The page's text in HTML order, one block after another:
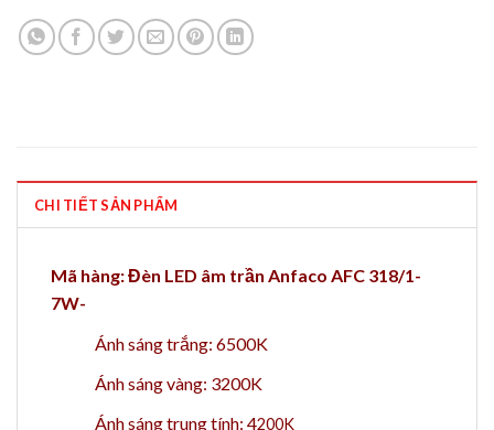
CHI TIẾT SẢN PHẨM
Mã hàng: Đèn LED âm trần Anfaco AFC 318/1-
7W-
Ánh sáng trắng: 6500K
Ánh sáng vàng: 3200K
Ánh sáng trung tính: 4200K